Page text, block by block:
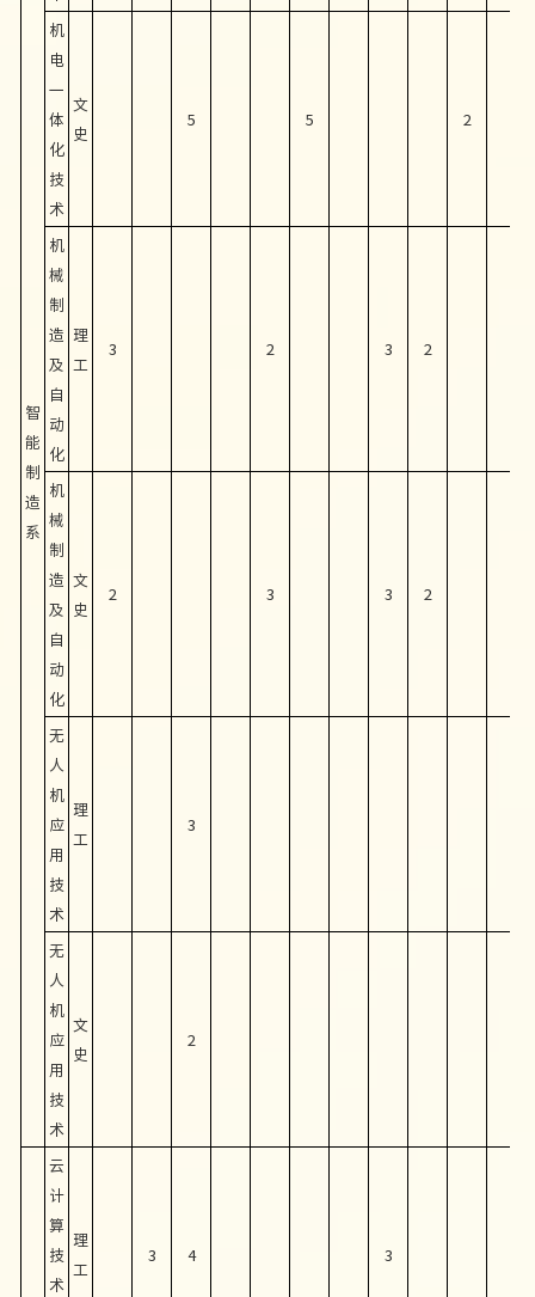
智
能
制
造
系
机
电
一
体
化
技
术
文
史
5 5 2
机
械
制
造
及
自
动
化
理
工
3 2 3 2
机
械
制
造
及
自
动
化
文
史
2 3 3 2
无
人
机
应
用
技
术
理
工
3
无
人
机
应
用
技
术
文
史
2
云
计
算
技
术
理
工
3 4 3